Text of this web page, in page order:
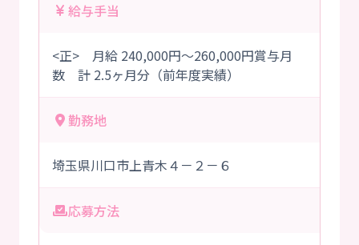
給与手当
<正> 月給 240,000円～260,000円賞与月
数 計 2.5ヶ月分（前年度実績）
勤務地
埼玉県川口市上青木４－２－６
応募方法